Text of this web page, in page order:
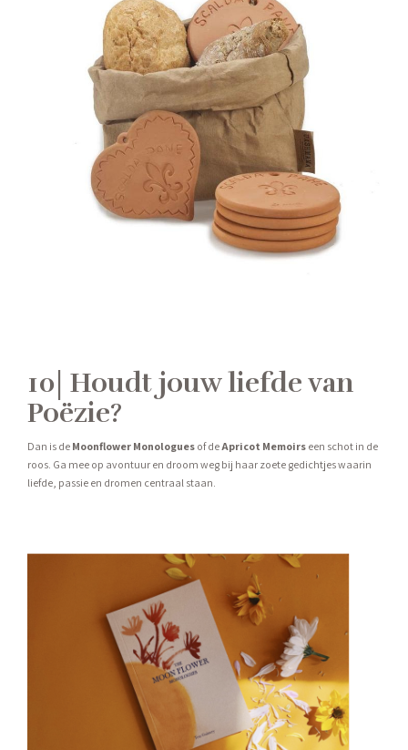
10| Houdt jouw liefde van
Poëzie?
Dan is de Moonflower Monologues of deApricot Memoirs een schot in de
roos. Ga mee op avontuur en droom weg bij haar zoete gedichtjes waarin
liefde, passie en dromen centraal staan.